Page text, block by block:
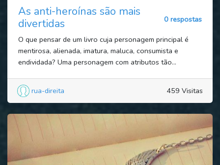
As anti-heroínas são mais
divertidas
0 respostas
O que pensar de um livro cuja personagem principal é
mentirosa, alienada, imatura, maluca, consumista e
endividada? Uma personagem com atributos tão...
rua-direita 459 Visitas